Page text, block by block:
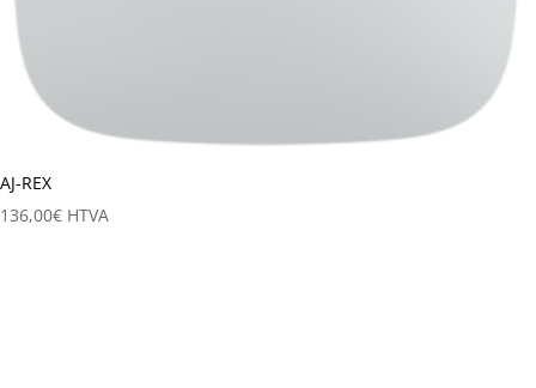
AJ-REX
136,00€ HTVA